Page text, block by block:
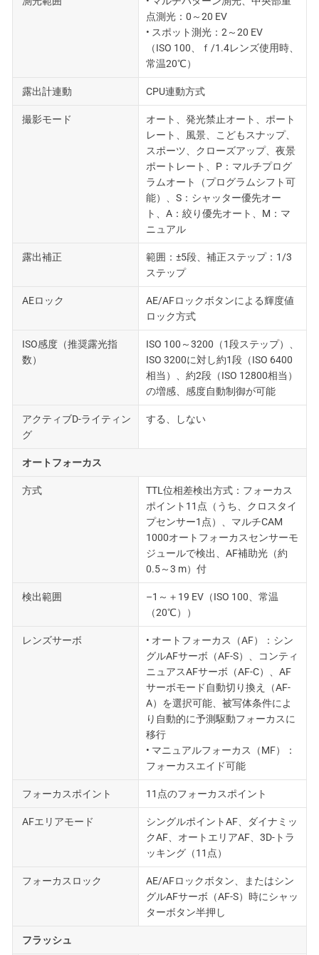
点測光：0～20 EV
• スポット測光：2～20 EV
（ISO 100、ｆ/1.4レンズ使用時、
常温20℃）
露出計連動 CPU連動方式
撮影モード
オート、発光禁止オート、ポート
レート、風景、こどもスナップ、
スポーツ、クローズアップ、夜景
ポートレート、P：マルチプログ
ラムオート（プログラムシフト可
能）、S：シャッター優先オー
ト、A：絞り優先オート、M：マ
ニュアル
露出補正
範囲：±5段、補正ステップ：1/3
ステップ
AEロック
AE/AFロックボタンによる輝度値
ロック方式
ISO感度（推奨露光指
数）
ISO 100～3200（1段ステップ）、
ISO 3200に対し約1段（ISO 6400
相当）、約2段（ISO 12800相当）
の増感、感度自動制御が可能
アクティブD-ライティン
グ
する、しない
オートフォーカス
方式
TTL位相差検出方式：フォーカス
ポイント11点（うち、クロスタイ
プセンサー1点）、マルチCAM
1000オートフォーカスセンサーモ
ジュールで検出、AF補助光（約
0.5～3 m）付
検出範囲
–1～＋19 EV（ISO 100、常温
（20℃））
レンズサーボ
• オートフォーカス（AF）：シン
グルAFサーボ（AF-S）、コンティ
ニュアスAFサーボ（AF-C）、AF
サーボモード自動切り換え（AF-
A）を選択可能、被写体条件によ
り自動的に予測駆動フォーカスに
移行
• マニュアルフォーカス（MF）：
フォーカスエイド可能
フォーカスポイント 11点のフォーカスポイント
AFエリアモード
シングルポイントAF、ダイナミッ
クAF、オートエリアAF、3D-トラ
ッキング（11点）
フォーカスロック
AE/AFロックボタン、またはシン
グルAFサーボ（AF-S）時にシャッ
ターボタン半押し
フラッシュ